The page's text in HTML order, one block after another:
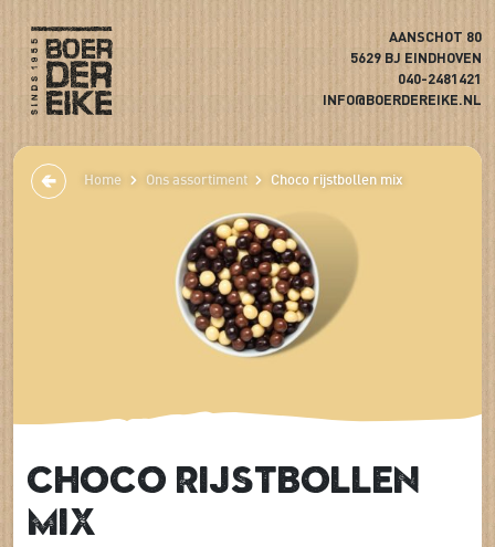
AANSCHOT 80
5629 BJ EINDHOVEN
040-2481421
INFO@BOERDEREIKE.NL
Home Ons assortiment Choco rijstbollen mix
Choco rijstbollen
mix